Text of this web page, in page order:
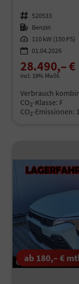
Fahrzeugnr. 520533
Kraftstoff Benzin
Leistung 110 kW (150 PS)
01.04.2026
28.490,– €
incl. 19% MwSt.
Verbrauch
CO2-Klasse: F
CO2-Emissionen:
ab 180,– €